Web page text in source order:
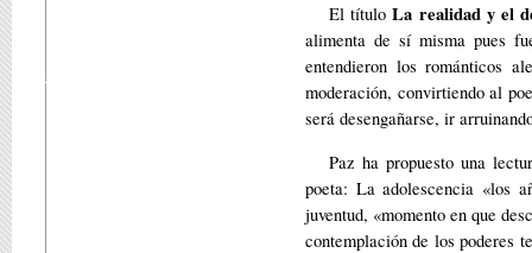
El títuloLa realidad y el
alimenta de sí misma pues
entendieron los románticos
moderación, convirtiendo al
será desengañarse, ir
Paz ha propuesto una
poeta: La adolescencia «los
juventud, «momento en que
contemplación de los poderes